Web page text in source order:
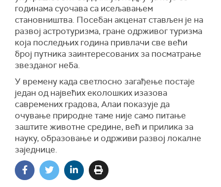
годинама суочава са исељавањем
становништва. Посебан акценат стављен је на
развој астротуризма, гране одрживог туризма
која последњих година привлачи све већи
број путника заинтересованих за посматрање
звезданог неба.
У времену када светлосно загађење постаје
један од највећих еколошких изазова
савремених градова, Алаи показује да
очување природне таме није само питање
заштите животне средине, већ и прилика за
науку, образовање и одрживи развој локалне
заједнице.